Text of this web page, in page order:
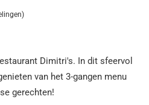
Dimitri's. In dit sfeervol
van het 3-gangen menu
gerechten!